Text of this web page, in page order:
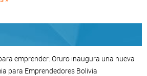
emprender: Oruro inaugura una nueva
para Emprendedores Bolivia